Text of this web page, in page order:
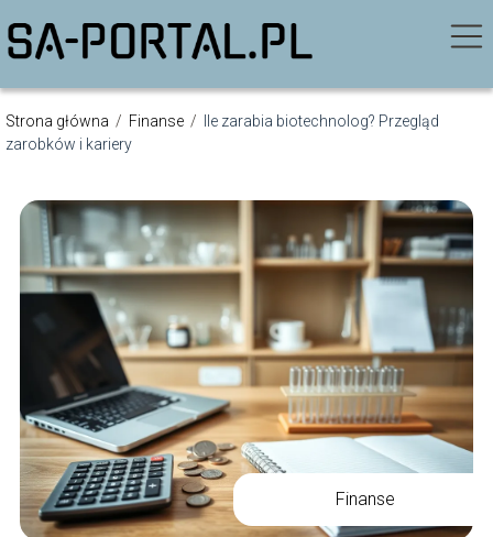
Strona główna / Finanse /
Ile zarabia biotechnolog? Przegląd
zarobków i kariery
Finanse